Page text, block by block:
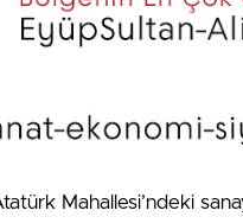
Mahallesi’ndeki